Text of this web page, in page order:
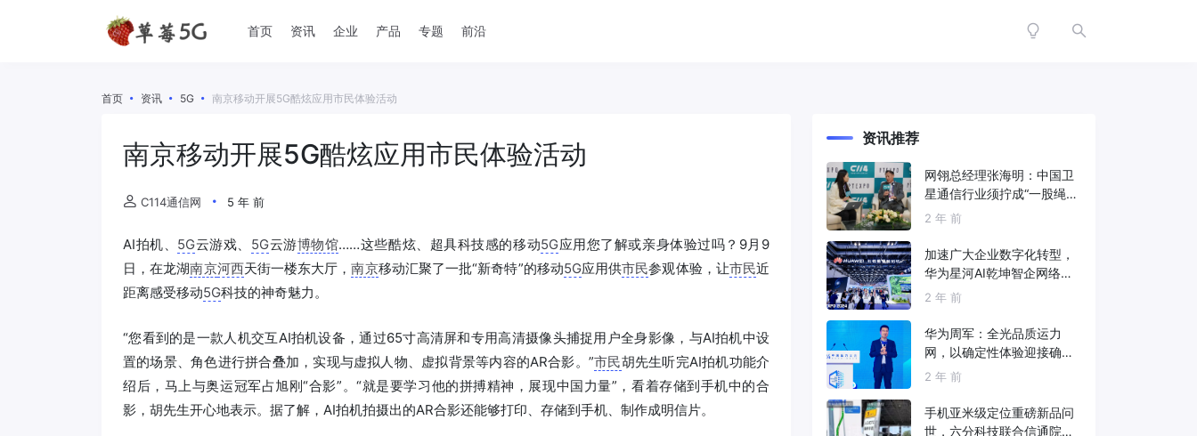
首页 资讯 企业 产品 专题 前沿
首页 资讯 5G 南京移动开展5G酷炫应用市民体验活动
南京移动开展5G酷炫应用市民体验活动
C114通信网 5 年 前
AI拍机、 5G云游戏、 5G云游博物馆……这些酷炫、超具科技感的移动5G应用您了解或亲身体验过吗？9月9
日，在龙湖南京河西天街一楼东大厅，南京移动汇聚了一批“新奇特”的移动5G应用供市民参观体验，让市民近
距离感受移动5G科技的神奇魅力。
“您看到的是一款人机交互AI拍机设备，通过65寸高清屏和专用高清摄像头捕捉用户全身影像，与AI拍机中设
置的场景、角色进行拼合叠加，实现与虚拟人物、虚拟背景等内容的AR合影。”市民胡先生听完AI拍机功能介
绍后，马上与奥运冠军占旭刚“合影”。“就是要学习他的拼搏精神，展现中国力量”，看着存储到手机中的合
影，胡先生开心地表示。据了解，AI拍机拍摄出的AR合影还能够打印、存储到手机、制作成明信片。
资讯推荐
网翎总经理张海明：中国卫
星通信行业须拧成“一股绳”
共同打造垂直产业链
2 年 前
加速广大企业数字化转型，
华为星河AI乾坤智企网络解
决方案亮相2024中国国际信
2 年 前
华为周军：全光品质运力
网，以确定性体验迎接确定
性的智能时代
2 年 前
手机亚米级定位重磅新品问
世，六分科技联合信通院发